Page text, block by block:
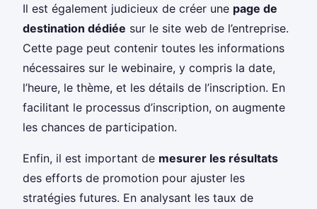
Il est également judicieux de créer une page de
destination dédiée sur le site web de l’entreprise.
Cette page peut contenir toutes les informations
nécessaires sur le webinaire, y compris la date,
l’heure, le thème, et les détails de l’inscription. En
facilitant le processus d’inscription, on augmente
les chances de participation.
Enfin, il est important de mesurer les résultats
des efforts de promotion pour ajuster les
stratégies futures. En analysant les taux de